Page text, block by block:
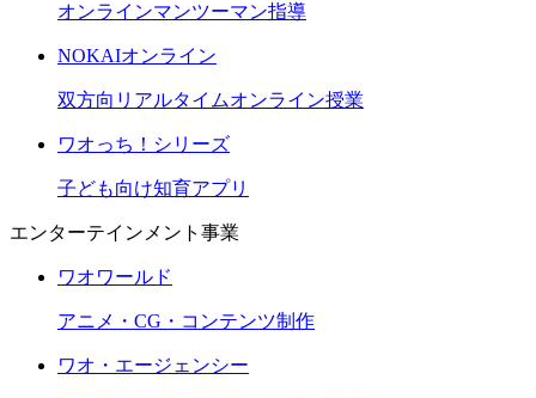
オンラインマンツーマン指導
NOKAIオンライン
双方向リアルタイムオンライン授業
ワオっち！シリーズ
子ども向け知育アプリ
エンターテインメント事業
ワオワールド
アニメ・CG・コンテンツ制作
ワオ・エージェンシー